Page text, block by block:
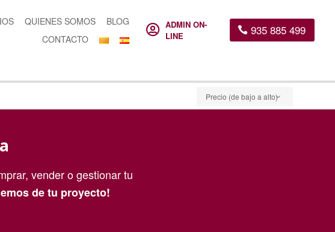
QUIENES SOMOS
BLOG
CONTACTO
 ADMIN ON-
LINE
935 885 499
Precio (de bajo a alto)
vender o gestionar tu
de tu proyecto!